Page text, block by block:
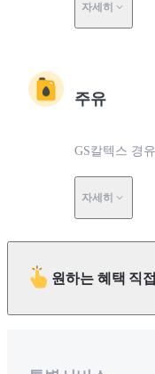
자세히
주유
GS칼텍스 경
자세히
원하는 혜택 직